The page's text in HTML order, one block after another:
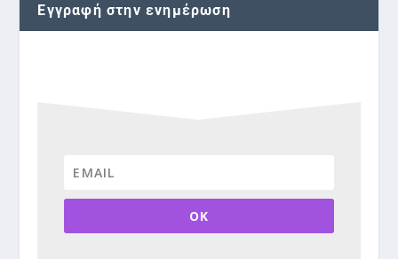
Εγγραφή στην ενημέρωση
OK